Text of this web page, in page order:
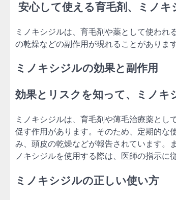
安心して使える育毛剤、ミノキ
ミノキシジルは、育毛剤や薬として使わ
の乾燥などの副作用が現れることがありま
ミノキシジルの効果と副作用
効果とリスクを知って、ミノキ
ミノキシジルは、育毛剤や薄毛治療薬と
促す作用があります。そのため、定期的な
み、頭皮の乾燥などが報告されています。
ノキシジルを使用する際は、医師の指示に
ミノキシジルの正しい使い方